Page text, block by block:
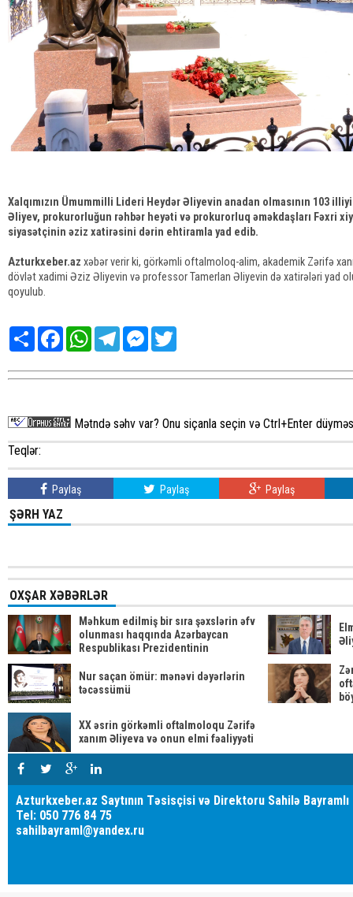
Xalqımızın Ümummilli Lideri Heydər Əliyevin anadan olmasının 103
Əliyev, prokurorluğun rəhbər heyəti və prokurorluq əməkdaşları Fəxri
siyasətçinin əziz xatirəsini dərin ehtiramla yad edib.
Azturkxeber.az xəbər verir ki, görkəmli oftalmoloq-alim, akademik Zərifə
dövlət xadimi Əziz Əliyevin və professor Tamerlan Əliyevin də xatirələri yad
qoyulub.
Share FacebookWhatsAppTelegramMessenger
Mətndə səhv var? Onu siçanla seçin və Ctrl+Enter
Teqlər:
Paylaş Paylaş Paylaş
ŞƏRH YAZ
OXŞAR XƏBƏRLƏR
Məhkum edilmiş bir sıra şəxslərin əfv
olunması haqqında Azərbaycan
Respublikası Prezidentinin
Nur saçan ömür: mənəvi dəyərlərin
təcəssümü
XX əsrin görkəmli oftalmoloqu Zərifə
xanım Əliyeva və onun elmi fəaliyyəti
Azturkxeber.az Saytının Təsisçisi və Direktoru Sahilə Bayramlı
Tel: 050 776 84 75
sahilbayraml@yandex.ru